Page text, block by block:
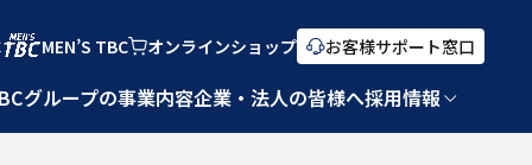
MEN’S TBC オンラインショップ お客様サポート窓口
グループの事業内容企業・法人の皆様へ採用情報